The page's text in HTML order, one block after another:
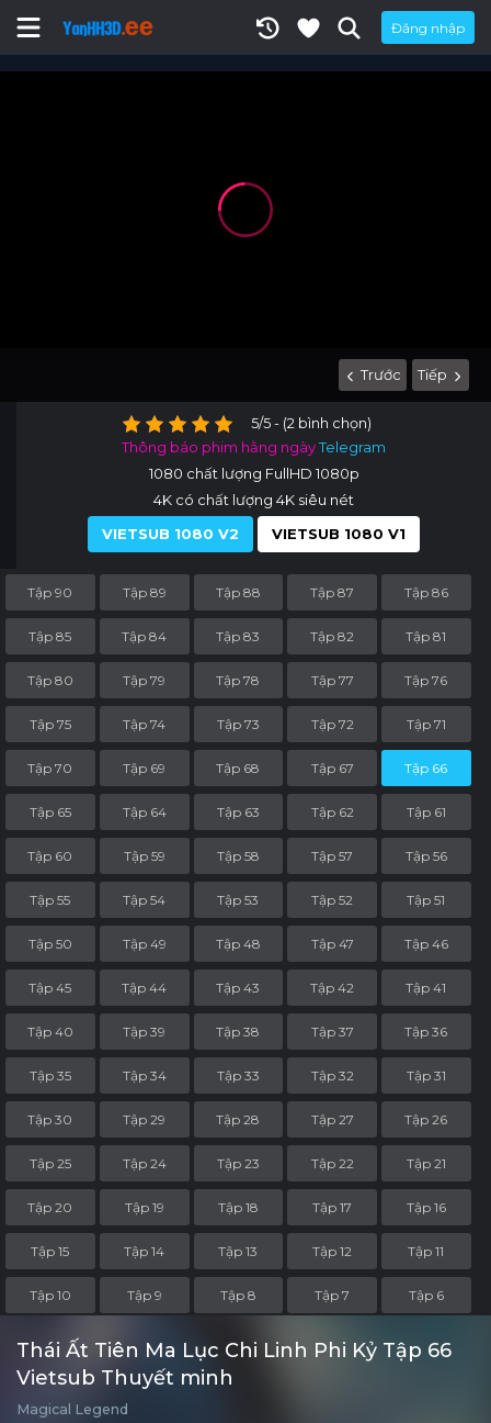
Đăng nhập
Trước Tiếp
5/5 - (2 bình chọn)
Thông báo phim hằng ngàyTelegram
1080 chất lượng FullHD 1080p
4K có chất lượng 4K siêu nét
VIETSUB 1080 V2
VIETSUB 1080 V1
Tập 90 Tập 89 Tập 88 Tập 87 Tập 86
Tập 85 Tập 84 Tập 83 Tập 82 Tập 81
Tập 80 Tập 79 Tập 78 Tập 77 Tập 76
Tập 75 Tập 74 Tập 73 Tập 72 Tập 71
Tập 70 Tập 69 Tập 68 Tập 67 Tập 66
Tập 65 Tập 64 Tập 63 Tập 62 Tập 61
Tập 60 Tập 59 Tập 58 Tập 57 Tập 56
Tập 55 Tập 54 Tập 53 Tập 52 Tập 51
Tập 50 Tập 49 Tập 48 Tập 47 Tập 46
Tập 45 Tập 44 Tập 43 Tập 42 Tập 41
Tập 40 Tập 39 Tập 38 Tập 37 Tập 36
Tập 35 Tập 34 Tập 33 Tập 32 Tập 31
Tập 30 Tập 29 Tập 28 Tập 27 Tập 26
Tập 25 Tập 24 Tập 23 Tập 22 Tập 21
Tập 20 Tập 19 Tập 18 Tập 17 Tập 16
Tập 15 Tập 14 Tập 13 Tập 12 Tập 11
Tập 10 Tập 9 Tập 8 Tập 7 Tập 6
Tập 5 Tập 3 Tập 2
Thái Ất Tiên Ma Lục Chi Linh Phi Kỷ Tập 66
Vietsub Thuyết minh
Magical Legend